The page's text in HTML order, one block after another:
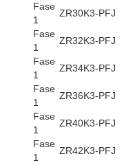
Fase
1
ZR30K3-PFJ
Fase
1
ZR32K3-PFJ
Fase
1
ZR34K3-PFJ
Fase
1
ZR36K3-PFJ
Fase
1
ZR40K3-PFJ
Fase
1
ZR42K3-PFJ